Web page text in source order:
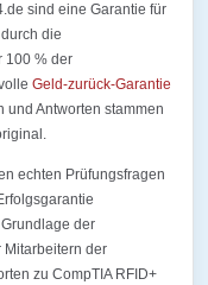
sind eine Garantie für
die
100 % der
Geld-zurück-Garantie
und Antworten stammen
echten Prüfungsfragen
der
Mitarbeitern der
zu CompTIA RFID+